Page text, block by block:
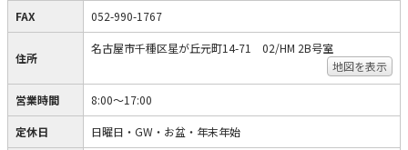
FAX 052-990-1767
住所
名古屋市千種区星が丘元町14-71 02/HM 2B号室
地図を表示
営業時間 8:00～17:00
定休日 日曜日・GW・お盆・年末年始